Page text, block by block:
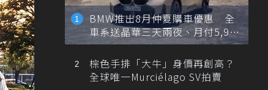
BMW推出8月仲夏購車優惠 全
車系送晶華三天兩夜、月付5,900
元起
棕色手排「大牛」身價再創高？
全球唯一Murciélago SV拍賣